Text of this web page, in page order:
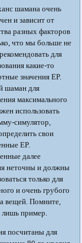
шамана очень
и зависит от
разных факторов
что мы больше не
для
какие-то
значения EP.
шаман для
максимального
использовать
симулятор,
свои
EP.
далее
неточны и должны
только для
и очень грубого
вещей. Помните,
лишь пример.
посчитаны для